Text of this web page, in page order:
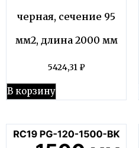
черная, сечение 95
мм2, длина 2000 мм
5424,31 ₽
В корзину